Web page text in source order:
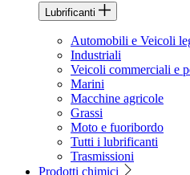
Lubrificanti
Automobili e Veicoli
Industriali
Veicoli commerciali e
Marini
Macchine agricole
Grassi
Moto e fuoribordo
Tutti i lubrificanti
Trasmissioni
Prodotti chimici